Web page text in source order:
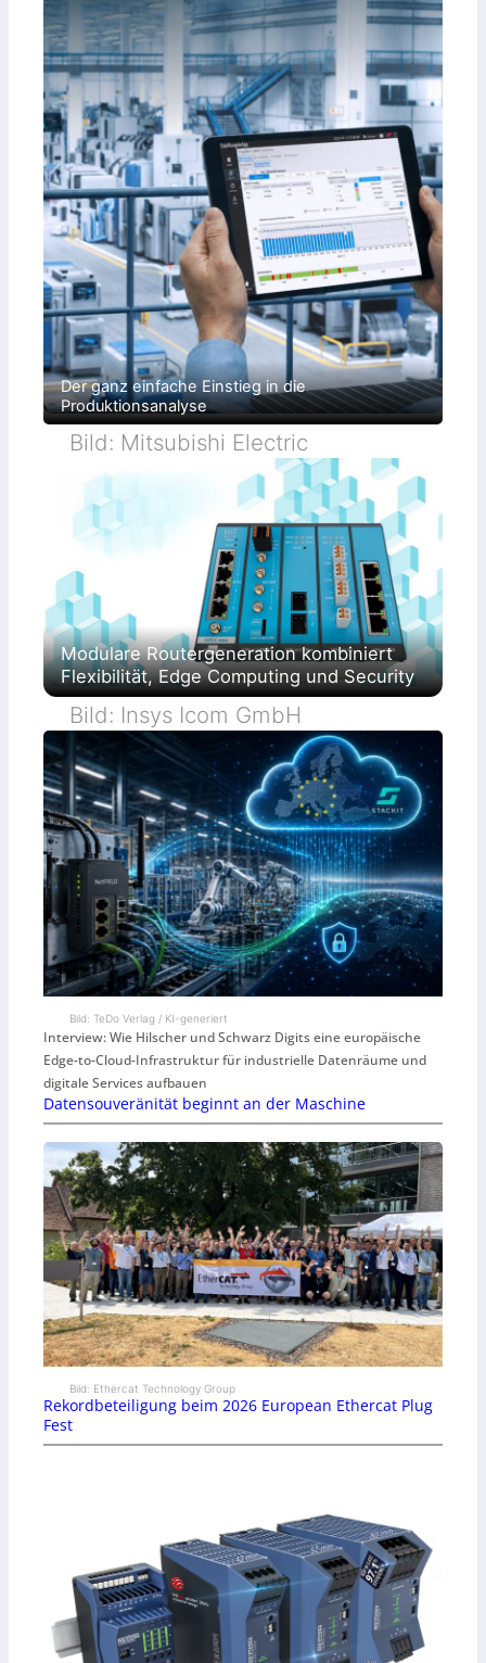
Der ganz einfache Einstieg in die
Produktionsanalyse
Bild: Mitsubishi Electric
Modulare Routergeneration kombiniert
Flexibilität, Edge Computing und Security
Bild: Insys Icom GmbH
Bild: TeDo Verlag / KI-generiert
Interview: Wie Hilscher und Schwarz Digits eine europäische
Edge-to-Cloud-Infrastruktur für industrielle Datenräume und
digitale Services aufbauen
Datensouveränität beginnt an der Maschine
Bild: Ethercat Technology Group
Rekordbeteiligung beim 2026 European Ethercat Plug
Fest